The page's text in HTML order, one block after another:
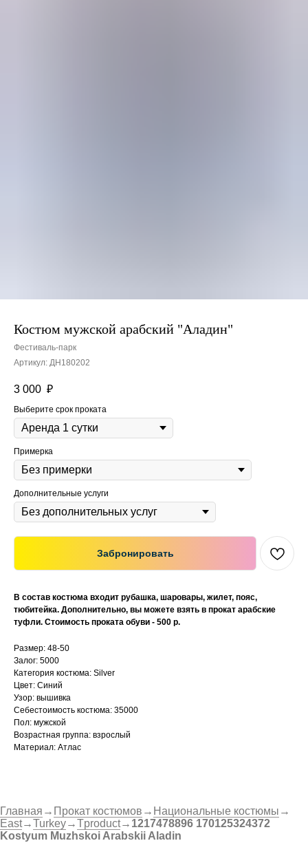
Костюм мужской арабский "Аладин"
Фестиваль-парк
Артикул: ДН180202
3 000 ₽
Выберите срок проката
Примерка
Дополнительные услуги
Забронировать
В состав костюма входит рубашка, шаровары, жилет, пояс,
тюбитейка. Дополнительно, вы можете взять в прокат арабские
туфли. Стоимость проката обуви - 500 р.
Размер: 48-50
Залог: 5000
Категория костюма: Silver
Цвет: Синий
Узор: вышивка
Себестоимость костюма: 35000
Пол: мужской
Возрастная группа: взрослый
Материал: Атлас
Главная → Прокат костюмов → Национальные костюмы →
East→Turkey→Tproduct→ 1217478896 170125324372
Kostyum Muzhskoi Arabskii Aladin